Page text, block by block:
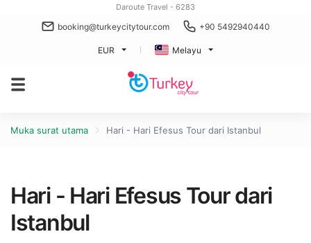
Daroute Travel - 6283
booking@turkeycitytour.com +90 5492940440
EUR Melayu
Muka surat utama Hari - Hari Efesus Tour dari Istanbul
Hari - Hari Efesus Tour dari
Istanbul